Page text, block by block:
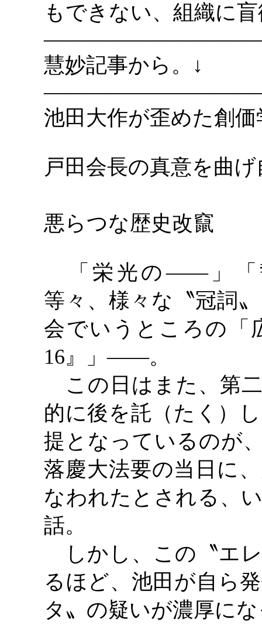
もできない、組織に
慧妙記事から。 ↓
池田大作が歪めた創価
戸田会長の真意を曲
悪らつな歴史改竄
「栄光の――」「
等々、様々な〝冠詞
会でいうところの「
16』」――。
この日はまた、第
的に後を託（たく）
提となっているのが
落慶大法要の当日に
なわれたとされる、
話。
しかし、この〝エ
るほど、池田が自ら
タ〟の疑いが濃厚に